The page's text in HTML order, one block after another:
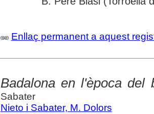
Enllaç permanent a aquest
Badalona en l'època del
Sabater
Nieto i Sabater, M. Dolors